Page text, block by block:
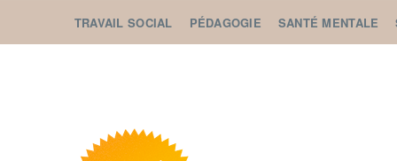
TRAVAIL SOCIAL PÉDAGOGIE SANTÉ MENTALE